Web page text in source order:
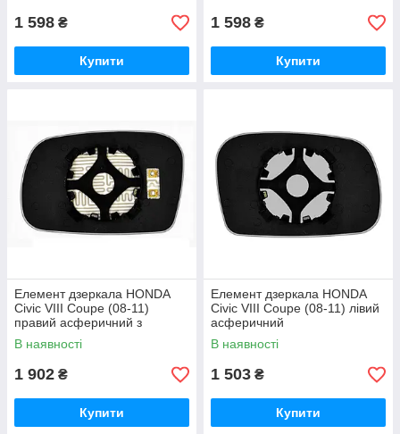
1 598 ₴
Купити
1 598 ₴
Купити
Елемент дзеркала HONDA
Civic VIII Coupe (08-11)
правий асферичний з
обігрівом
В наявності
1 902 ₴
Купити
Елемент дзеркала HONDA
Civic VIII Coupe (08-11) лівий
асферичний
В наявності
1 503 ₴
Купити